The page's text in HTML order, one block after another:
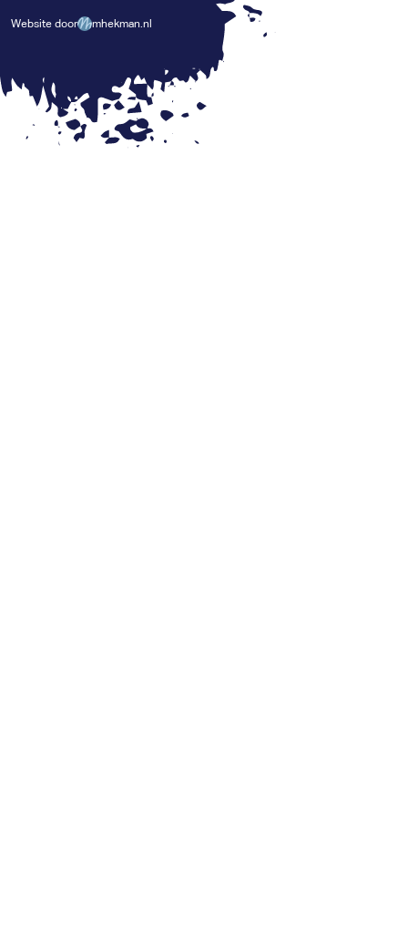
Website door mhekman.nl